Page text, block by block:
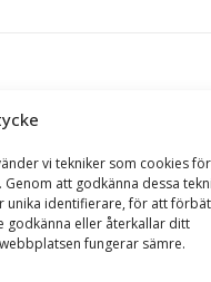
vi tekniker som cookies
att godkänna dessa
unika identifierare, för att
godkänna eller återkallar ditt
fungerar sämre.